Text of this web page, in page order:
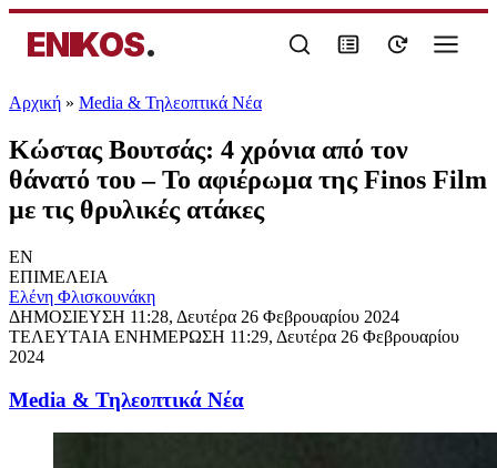
ENIKOS.
Αρχική » Media & Τηλεοπτικά Νέα
Κώστας Βουτσάς: 4 χρόνια από τον
θάνατό του – Το αφιέρωμα της Finos Film
με τις θρυλικές ατάκες
EN
ΕΠΙΜΕΛΕΙΑ
Ελένη Φλισκουνάκη
ΔΗΜΟΣΙΕΥΣΗ 11:28, Δευτέρα 26 Φεβρουαρίου 2024
ΤΕΛΕΥΤΑΙΑ ΕΝΗΜΕΡΩΣΗ 11:29, Δευτέρα 26 Φεβρουαρίου
2024
Media & Τηλεοπτικά Νέα